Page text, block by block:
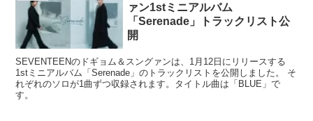
ァン1stミニアルバム
「Serenade」トラックリスト公
開
SEVENTEENのドギョム＆スングァンは、1月12日にリリースする
1stミニアルバム「Serenade」のトラックリストを公開しました。 そ
れぞれのソロが1曲ずつ収録されます。タイトル曲は「BLUE」で
す。